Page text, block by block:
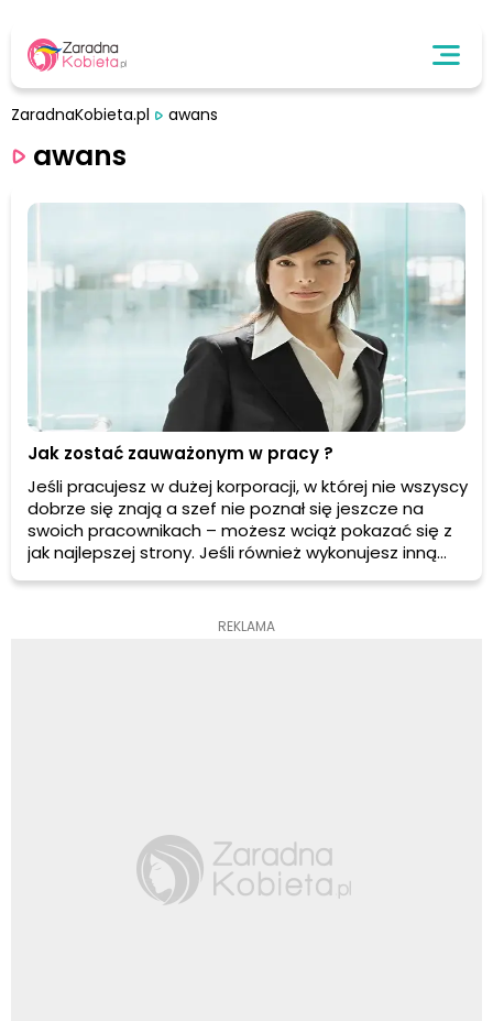
ZaradnaKobieta.pl awans
awans
Jak zostać zauważonym w pracy ?
Jeśli pracujesz w dużej korporacji, w której nie wszyscy
dobrze się znają a szef nie poznał się jeszcze na
swoich pracownikach – możesz wciąż pokazać się z
jak najlepszej strony. Jeśli również wykonujesz inną
pracę, na przykład twórczą lub odtwórczą,
liczbami to także możesz nadal poprawiać swoje
REKLAMA